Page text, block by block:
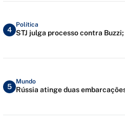
4
Política
STJ julga processo contra
5
Mundo
Rússia atinge duas